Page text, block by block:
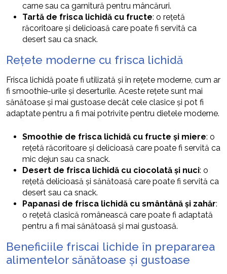
carne sau ca garnitură pentru mâncăruri.
Tartă de frisca lichidă cu fructe: o rețetă
răcoritoare și delicioasă care poate fi servită ca
desert sau ca snack.
Rețete moderne cu frisca lichidă
Frisca lichidă poate fi utilizată și în rețete moderne, cum ar
fi smoothie-urile și deserturile. Aceste rețete sunt mai
sănătoase și mai gustoase decât cele clasice și pot fi
adaptate pentru a fi mai potrivite pentru dietele moderne.
Smoothie de frisca lichidă cu fructe și miere: o
rețetă răcoritoare și delicioasă care poate fi servită ca
mic dejun sau ca snack.
Desert de frisca lichidă cu ciocolată și nuci: o
rețetă delicioasă și sănătoasă care poate fi servită ca
desert sau ca snack.
Papanasi de frisca lichidă cu smântână și zahăr:
o rețetă clasică românească care poate fi adaptată
pentru a fi mai sănătoasă și mai gustoasă.
Beneficiile friscai lichide în prepararea
alimentelor sănătoase și gustoase